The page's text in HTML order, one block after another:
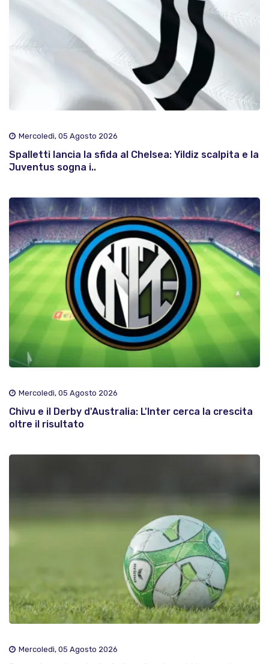
Mercoledì, 05 Agosto 2026
Spalletti lancia la sfida al Chelsea: Yildiz scalpita e la
Juventus sogna i..
Mercoledì, 05 Agosto 2026
Chivu e il Derby d'Australia: L'Inter cerca la crescita
oltre il risultato
Mercoledì, 05 Agosto 2026